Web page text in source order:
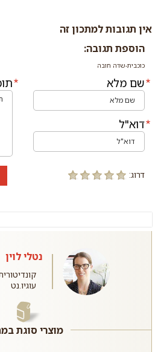
אין תגובות למתכון זה
הוספת תגובה:
כוכבית-שדה חובה
שם מלא
דוא"ל
דרוג:
נטלי לוין
עוגיו.נט
מוצרי סוגת